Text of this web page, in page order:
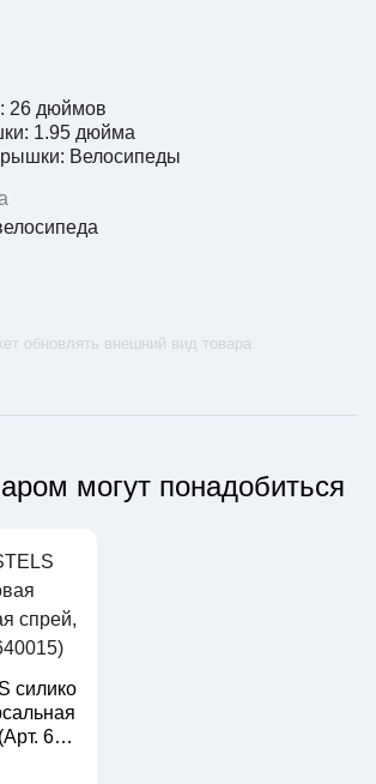
26 дюймов
1.95 дюйма
Велосипеды
обновлять внешний вид товара
могут понадобиться
силико
640